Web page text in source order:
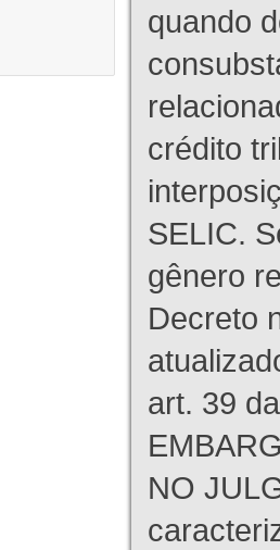
quando
crédito
SELIC.
gênero
Decreto
art. 39
NO